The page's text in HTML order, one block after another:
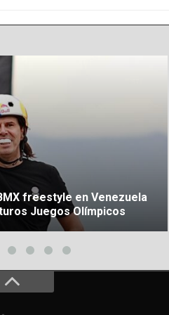
freestyle en Venezuela
Juegos Olímpicos